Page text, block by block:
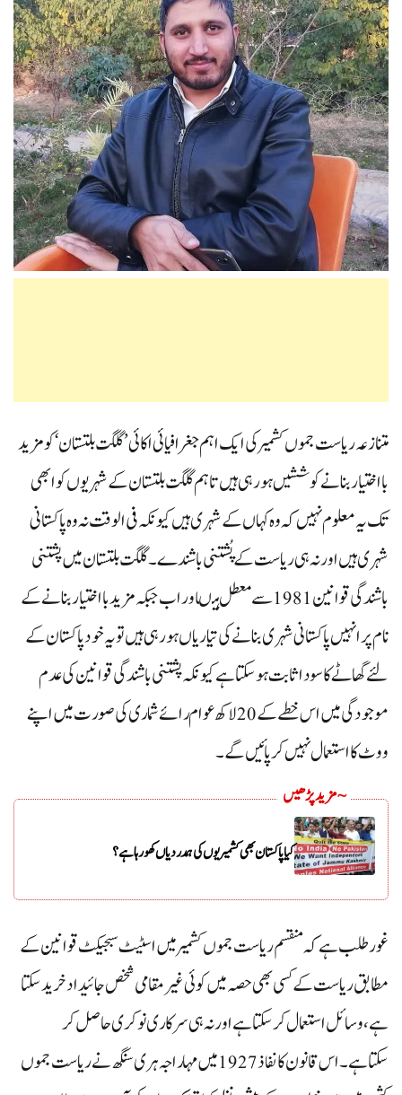
متنازعہ ریاست جموں کشمیر کی ایک اہم جغرافیائی اکائی ’گلگت بلتستان‘ کو مزید
با اختیار بنانے کوششیں ہورہی ہیں تاہم گلگت بلتستان کے شہریوں کو ابھی
تک یہ معلوم نہیں کہ وہ کہاں کے شہری ہیں کیونکہ فی الوقت نہ وہ پاکستانی
شہری ہیں اور نہ ہی ریاست کے پُشتنی باشندے۔گلگت بلتستان میں پشتنی
باشندگی قوانین1981سے معطل ہیںاور اب جبکہ مزید بااختیار بنانے کے
نام پر انہیں پاکستانی شہری بنانے کی تیاریاں ہورہی ہیں تو یہ خود پاکستان کے
لئے گھاٹے کا سودا ثابت ہوسکتا ہے کیونکہ پشتنی باشندگی قوانین کی عدم
موجودگی میں اس خطے کے20لاکھ عوام رائے شماری کی صورت میں اپنے
ووٹ کا استعمال نہیں کرپائیں گے۔
~ مزید پڑھیں
کیا پاکستان بھی کشمیریوں کی ہمدردیاں کھو رہا ہے؟
غور طلب ہے کہ منقسم ریاست جموں کشمیر میں اسٹیٹ سبجیکٹ قوانین کے
مطابق ریاست کے کسی بھی حصہ میں کوئی غیر مقامی شخص جائیداد خرید سکتا
ہے،وسائل استعمال کر سکتا ہے اور نہ ہی سرکاری نوکری حاصل کر
سکتاہے۔ اس قانون کا نفاذ 1927 میں مہاراجہ ہری سنگھ نے ریاست جموں